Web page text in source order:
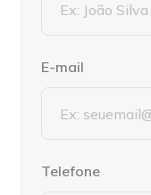
E-mail
Telefone